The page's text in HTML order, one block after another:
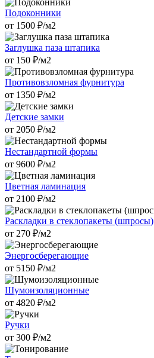
Подоконники
от 1500 ₽/м2
Заглушка паза штапика
от 150 ₽/м2
Противовзломная фурнитура
от 1350 ₽/м2
Детские замки
от 2050 ₽/м2
Нестандартной формы
от 9600 ₽/м2
Цветная ламинация
от 2100 ₽/м2
Раскладки в стеклопакеты (шпросы)
от 270 ₽/м2
Энергосберегающие
от 5150 ₽/м2
Шумоизоляционные
от 4820 ₽/м2
Ручки
от 300 ₽/м2